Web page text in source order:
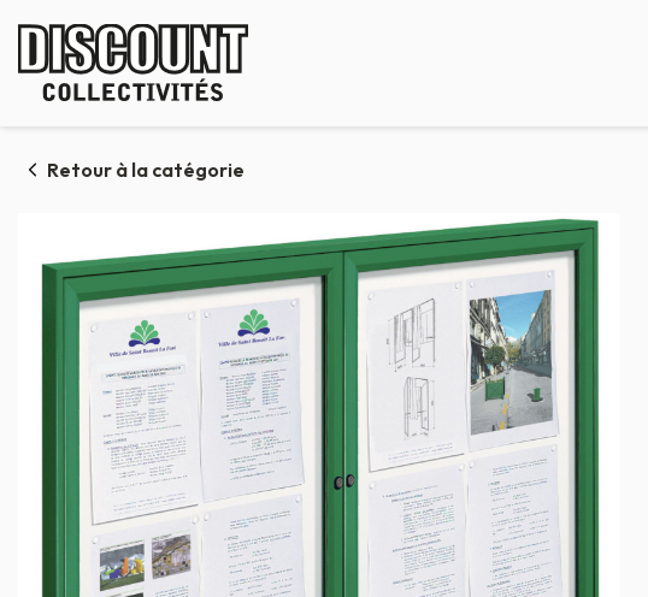
Retour à la catégorie